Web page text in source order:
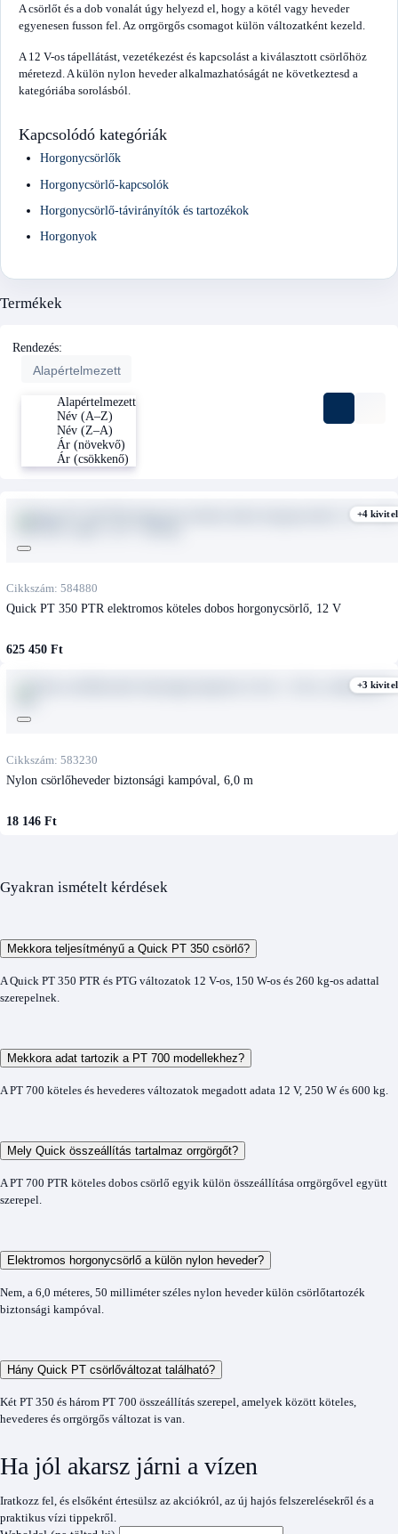
A csörlőt és a dob vonalát úgy helyezd el, hogy a kötél vagy heveder
egyenesen fusson fel. Az orrgörgős csomagot külön változatként kezeld.
A 12 V-os tápellátást, vezetékezést és kapcsolást a kiválasztott csörlőhöz
méretezd. A külön nylon heveder alkalmazhatóságát ne következtesd a
kategóriába sorolásból.
Kapcsolódó kategóriák
Horgonycsörlők
Horgonycsörlő-kapcsolók
Horgonycsörlő-távirányítók és tartozékok
Horgonyok
Termékek
Rendezés:
Alapértelmezett
Alapértelmezett
Név (A–Z)
Név (Z–A)
Ár (növekvő)
Ár (csökkenő)
+4 kivitel
Cikkszám: 584880
Quick PT 350 PTR elektromos köteles dobos horgonycsörlő, 12 V
625 450 Ft
+3 kivitel
Cikkszám: 583230
Nylon csörlőheveder biztonsági kampóval, 6,0 m
18 146 Ft
Gyakran ismételt kérdések
Mekkora teljesítményű a Quick PT 350 csörlő?
A Quick PT 350 PTR és PTG változatok 12 V-os, 150 W-os és 260 kg-os adattal
szerepelnek.
Mekkora adat tartozik a PT 700 modellekhez?
A PT 700 köteles és hevederes változatok megadott adata 12 V, 250 W és 600 kg.
Mely Quick összeállítás tartalmaz orrgörgőt?
A PT 700 PTR köteles dobos csörlő egyik külön összeállítása orrgörgővel együtt
szerepel.
Elektromos horgonycsörlő a külön nylon heveder?
Nem, a 6,0 méteres, 50 milliméter széles nylon heveder külön csörlőtartozék
biztonsági kampóval.
Hány Quick PT csörlőváltozat található?
Két PT 350 és három PT 700 összeállítás szerepel, amelyek között köteles,
hevederes és orrgörgős változat is van.
Ha jól akarsz járni a vízen
Iratkozz fel, és elsőként értesülsz az akciókról, az új hajós felszerelésekről és a
praktikus vízi tippekről.